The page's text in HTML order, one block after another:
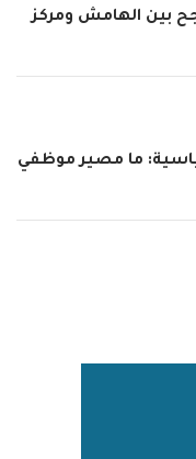
بين الهامش ومركز
ما مصير موظفي